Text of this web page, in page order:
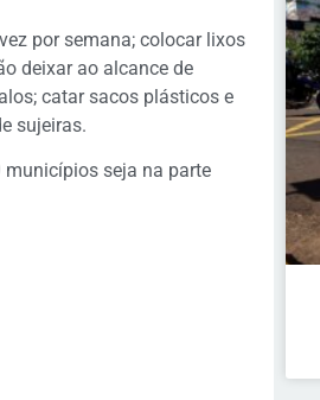
por semana; colocar lixos
deixar ao alcance de
catar sacos plásticos e
sujeiras.
municípios seja na parte